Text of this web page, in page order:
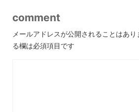
comment
メールアドレスが公開されることはあり
る欄は必須項目です